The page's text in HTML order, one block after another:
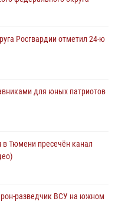
разведчик ВСУ на южном
росгвардейцы в ходе
Росгвардии отметил 24-ю
для юных патриотов
в Тюмени пресечён канал
разведчик ВСУ на южном